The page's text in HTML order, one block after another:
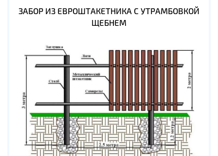
ЗАБОР ИЗ ЕВРОШТАКЕТНИКА С УТРАМБОВКОЙ
ЩЕБНЕМ